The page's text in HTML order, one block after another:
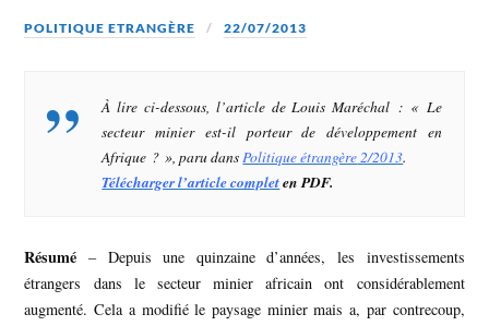
POLITIQUE ETRANGÈRE 22/07/2013
À lire ci-dessous, l’article de Louis Maréchal : « Le
secteur minier est-il porteur de développement en
Afrique ? », paru dansPolitique étrangère2/2013.
Télécharger l’article completen PDF.
Résumé – Depuis une quinzaine d’années, les investissements
étrangers dans le secteur minier africain ont considérablement
augmenté. Cela a modifié le paysage minier mais a, par contrecoup,